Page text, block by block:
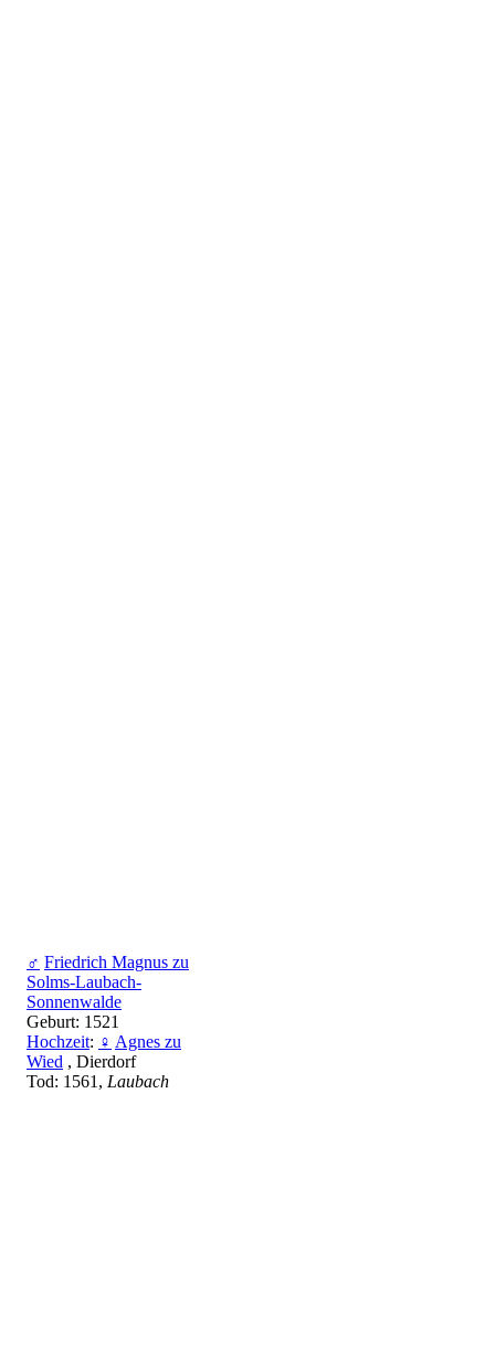
♂ Friedrich Magnus zu
Solms-Laubach-
Sonnenwalde
Geburt: 1521
Hochzeit: ♀ Agnes zu
Wied , Dierdorf
Tod: 1561, Laubach